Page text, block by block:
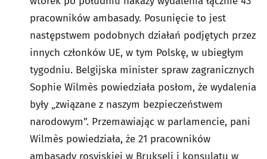
pracowników ambasady. Posunięcie to jest
następstwem podobnych działań podjętych przez
innych członków UE, w tym Polskę, w ubiegłym
tygodniu. Belgijska minister spraw zagranicznych
Sophie Wilmès powiedziała posłom, że wydalenia
były „związane z naszym bezpieczeństwem
narodowym”. Przemawiając w parlamencie, pani
Wilmès powiedziała, że 21 pracowników